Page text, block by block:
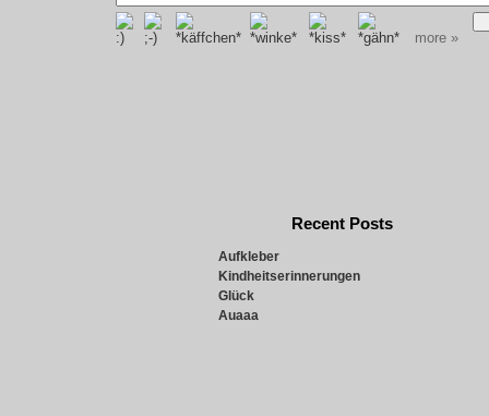
more »
Recent Posts
Aufkleber
Kindheitserinnerungen
Glück
Auaaa